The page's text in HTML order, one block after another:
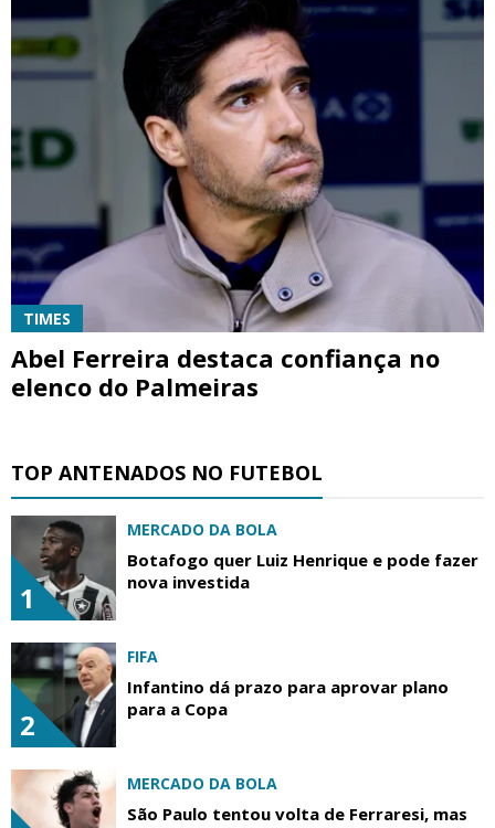
TIMES
Abel Ferreira destaca confiança no
elenco do Palmeiras
TOP ANTENADOS NO FUTEBOL
1
MERCADO DA BOLA
Botafogo quer Luiz Henrique e pode fazer
nova investida
2
FIFA
Infantino dá prazo para aprovar plano
para a Copa
MERCADO DA BOLA
São Paulo tentou volta de Ferraresi, mas